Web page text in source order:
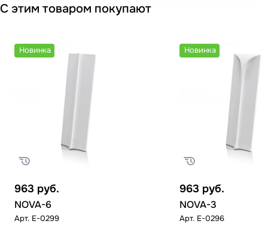
С этим товаром покупают
Новинка
963 руб.
NOVA-6
Арт. E-0299
Новинка
963 руб.
NOVA-3
Арт. E-0296